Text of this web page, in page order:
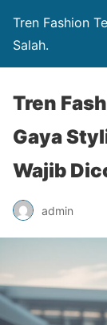
Tren Fashion
Salah.
Tren
Gaya
Wajib
admin